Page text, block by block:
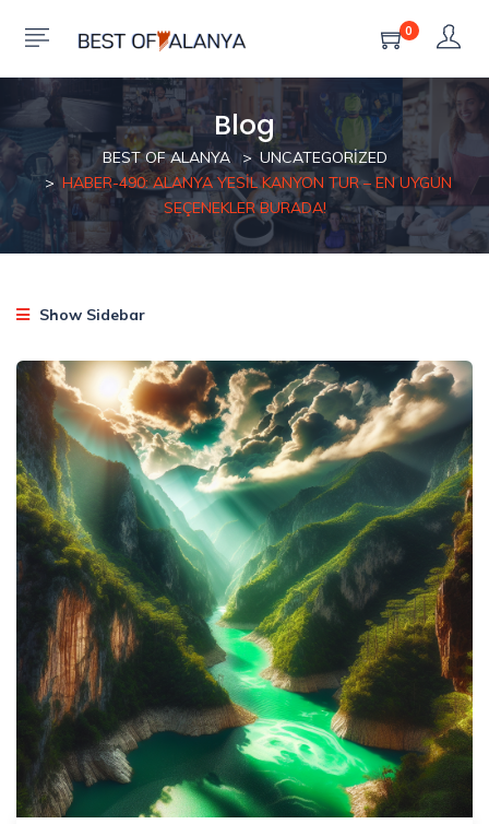
0
Blog
BEST OF ALANYA
UNCATEGORIZED
HABER-490: ALANYA YESIL KANYON TUR – EN UYGUN
SEÇENEKLER BURADA!
Show Sidebar